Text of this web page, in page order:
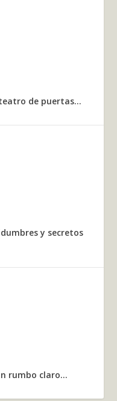
de puertas...
y secretos
rumbo claro...